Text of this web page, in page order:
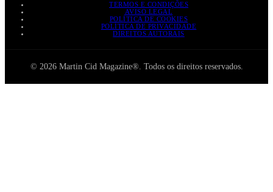
TERMOS E CONDIÇÕES
AVISO LEGAL
POLÍTICA DE COOKIES
POLÍTICA DE PRIVACIDADE
DIREITOS AUTORAIS
© 2026 Martin Cid Magazine®. Todos os direitos reservados.